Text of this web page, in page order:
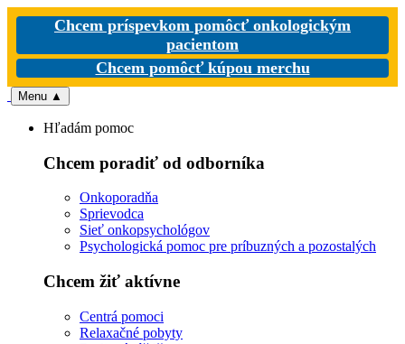
Chcem príspevkom pomôcť onkologickým
pacientom
Chcem pomôcť kúpou merchu
Menu ▲
Hľadám pomoc
Chcem poradiť od odborníka
Onkoporadňa
Sprievodca
Sieť onkopsychológov
Psychologická pomoc pre príbuzných a pozostalých
Chcem žiť aktívne
Centrá pomoci
Relaxačné pobyty